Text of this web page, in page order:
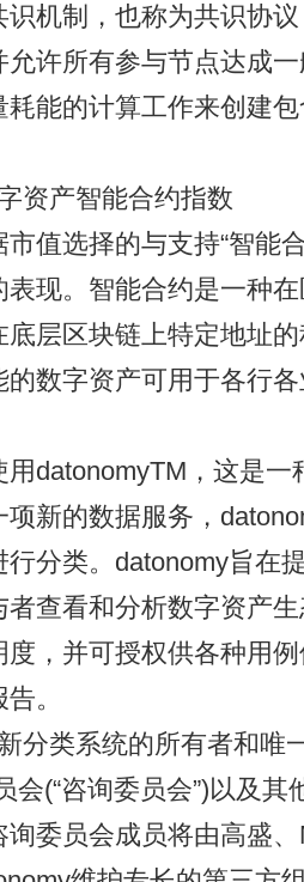
机制，也称为共识协
许所有参与节点达成
能的计算工作来创建
产智能合约指数
选择的与支持“智能合
现。智能合约是一种
层区块链上特定地址
数字资产可用于各行
，这是一
新的数据服务，
分类。datonomy旨在
查看和分析数字资产
度，并可授权供各种用
。
类系统的所有者和唯
会(“咨询委员会”)以及
委员会成员将由高盛